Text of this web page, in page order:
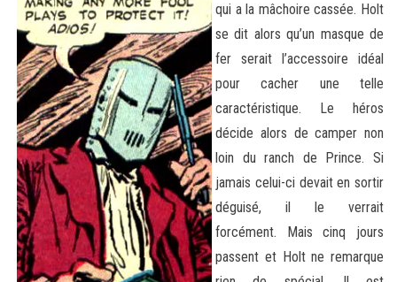
qui a la mâchoire cassée. Holt
se dit alors qu’un masque de
fer serait l’accessoire idéal
pour cacher une telle
caractéristique. Le héros
décide alors de camper non
loin du ranch de Prince. Si
jamais celui-ci devait en sortir
déguisé, il le verrait
forcément. Mais cinq jours
passent et Holt ne remarque